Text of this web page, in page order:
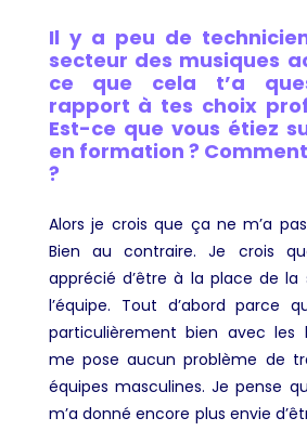
Il y a peu de
secteur des musiques
ce que cela t’a
rapport à tes choix
Est-ce que vous étiez
en formation ?
?
Alors je crois que ça ne m’a
Bien au contraire. Je crois
apprécié d’être à la place de
l’équipe. Tout d’abord parce
particulièrement bien avec les
me pose aucun problème de
équipes masculines. Je pense
m’a donné encore plus envie